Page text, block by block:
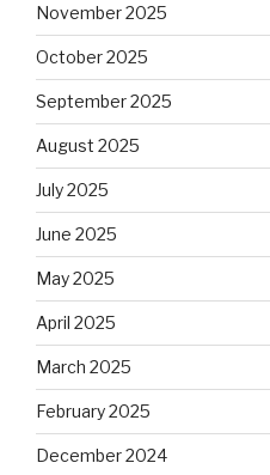
November 2025
October 2025
September 2025
August 2025
July 2025
June 2025
May 2025
April 2025
March 2025
February 2025
December 2024